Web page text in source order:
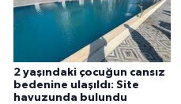
2 yaşındaki çocuğun cansız
bedenine ulaşıldı: Site
havuzunda bulundu